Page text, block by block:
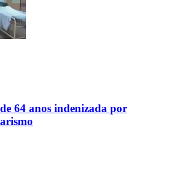
64 anos indenizada por